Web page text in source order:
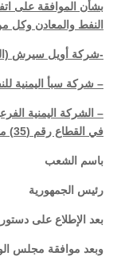
بشأن الموافقة على
النفط والمعادن وكل
-شركة أويل سيرش
– شركة سبأ اليمنية
– الشركة اليمنية
في القطاع رقم (35) منطقة (هود) بمحافظة حضرموت
باسم الشعب
رئيس الجمهورية
بعد الإطلاع على دستور
وبعد موافقة مجلس